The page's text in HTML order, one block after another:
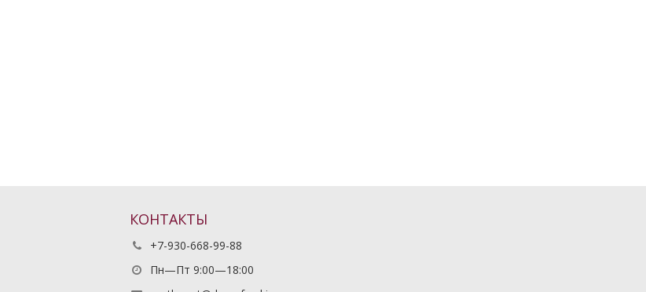
КОНТАКТЫ
+7-930-668-99-88
Пн—Пт 9:00—18:00